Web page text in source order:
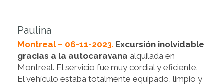
Paulina
Montreal – 06-11-2023. Excursión inolvidable
gracias a la autocaravana alquilada en
Montreal. El servicio fue muy cordial y eficiente.
El vehículo estaba totalmente equipado, limpio y